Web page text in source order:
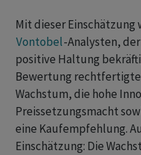
Mit dieser
Vontobel-Analysten,
positive Haltung
Bewertung
Wachstum, die hohe
Preissetzungsmacht
eine Kaufempfehlung.
Einschätzung: Die